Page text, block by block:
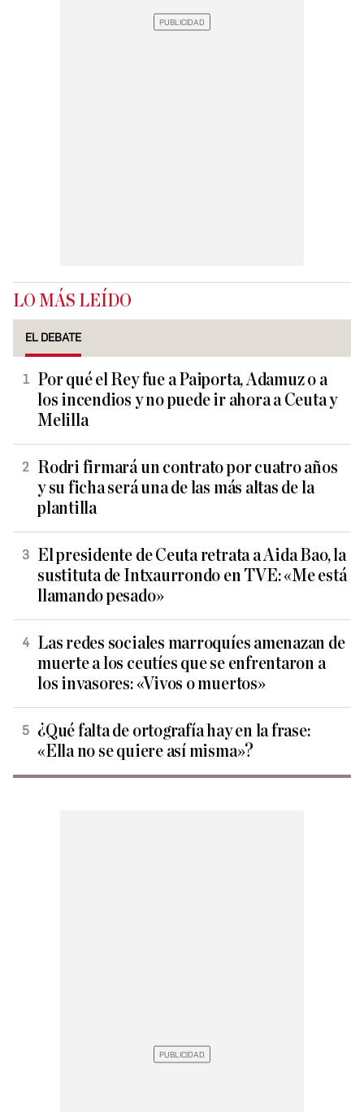
LO MÁS LEÍDO
EL DEBATE
Por qué el Rey fue a Paiporta, Adamuz o a
los incendios y no puede ir ahora a Ceuta y
Melilla
Rodri firmará un contrato por cuatro años
y su ficha será una de las más altas de la
plantilla
El presidente de Ceuta retrata a Aida Bao, la
sustituta de Intxaurrondo en TVE: «Me está
llamando pesado»
Las redes sociales marroquíes amenazan de
muerte a los ceutíes que se enfrentaron a
los invasores: «Vivos o muertos»
¿Qué falta de ortografía hay en la frase:
«Ella no se quiere así misma»?